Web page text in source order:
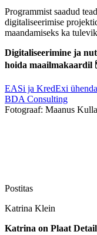
Programmist saadud
digitaliseerimise
maandamiseks ka
Digitaliseerimine ja
hoida
EASi ja KredExi
BDA Consulting
Fotograaf: Maanus
Postitas
Katrina Klein
Katrina on Plaat